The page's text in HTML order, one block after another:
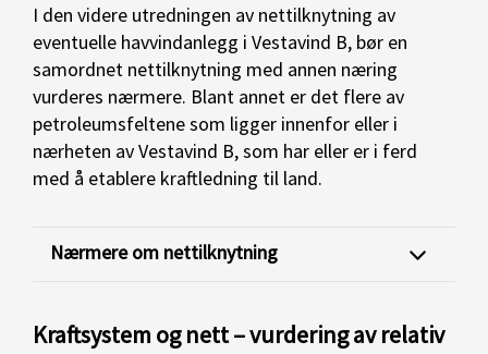
I den videre utredningen av nettilknytning av
eventuelle havvindanlegg i Vestavind B, bør en
samordnet nettilknytning med annen næring
vurderes nærmere. Blant annet er det flere av
petroleumsfeltene som ligger innenfor eller i
nærheten av Vestavind B, som har eller er i ferd
med å etablere kraftledning til land.
Nærmere om nettilknytning
Kraftsystem og nett – vurdering av relativ